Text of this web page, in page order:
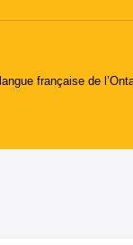
française de